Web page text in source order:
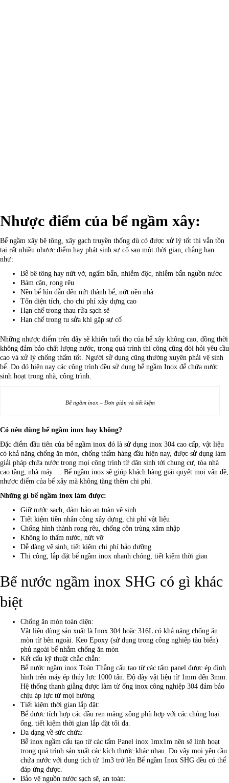
Nhược điểm của bể ngầm xây:
Bể ngầm xây bê tông, xây gạch truyền thống dù có được xử lý tốt thì vẫn tồn
tại rất nhiều nhược điểm hay phát sinh sự cố sau một thời gian, chẳng hạn
như:
Bể bê tông hay nứt vỡ, ngấm bẩn, nhiễm độc, nhiễm bẩn nguồn nước
Bám cặn, rong rêu
Nền bể lún dẫn đến nứt thành bể, nứt nền nhà
Tốn diện tích, cho chi phí xây dựng cao
Hạn chế trong thau rửa sạch sẽ
Hạn chế trong tu sửa khi gặp sự cố
Những nhược điểm trên đây sẽ khiến tuổi thọ của bể xây không cao, đồng thời
không đảm bảo chất lượng nước, trong quá trình thi công cũng đòi hỏi yêu cầu
cao và xử lý chống thấm tốt. Người sử dụng cũng thường xuyên phải vệ sinh
bể. Do đó hiện nay các công trình đều sử dụng bể ngầm Inox để chứa nước
sinh hoạt trong nhà, công trình.
Bể ngầm inox – Đơn giản và tiết kiệm
Có nên dùng bể ngầm inox hay không?
Đặc điểm đầu tiên của bể ngầm inox đó là sử dụng inox 304 cao cấp, vật liệu
có khả năng chống ăn mòn, chống thấm hàng đầu hiện nay, được sử dụng làm
giải pháp chứa nước trong mọi công trình từ dân sinh tới chung cư, tòa nhà
cao tầng, nhà máy … Bể ngầm inox sẽ giúp khách hàng giải quyết mọi vấn đề,
nhược điểm của bể xây mà không tăng thêm chi phí.
Những gì bể ngầm inox làm được:
Giữ nước sạch, đảm bảo an toàn vệ sinh
Tiết kiệm tiền nhân công xây dựng, chi phí vật liệu
Chống hình thành rong rêu, chống côn trùng xâm nhập
Không lo thấm nước, nứt vỡ
Dễ dàng vệ sinh, tiết kiệm chi phí bảo dưỡng
Thi công, lắp đặt bể ngầm inox nhanh chóng, tiết kiệm thời gian
Bể nước ngầm inox SHG có gì khác
biệt
Chống ăn mòn toàn diện:
Vật liệu dùng sản xuất là Inox 304 hoặc 316L có khả năng chống ăn
mòn từ bên ngoài. Keo Epoxy (sử dụng trong công nghiệp tàu biển)
phủ ngoài bể nhằm chống ăn mòn
Kết cấu kỹ thuật chắc chắn:
Bể nước ngầm inox Toàn Thắng cấu tạo từ các tấm panel được ép định
hình trên máy ép thủy lực 1000 tấn. Độ dày vật liệu từ 1mm đến 3mm.
Hệ thống thanh giằng được làm từ ống inox công nghiệp 304 đảm bảo
chịu áp lực từ mọi hướng
Tiết kiệm thời gian lắp đặt:
Bể được tích hợp các đầu ren măng xông phù hợp với các chủng loại
ống, tiết kiệm thời gian lắp đặt tối đa.
Đa dạng về sức chứa:
Bể inox ngầm cấu tạo từ các tấm Panel inox 1mx1m nên sẽ linh hoạt
trong quá trình sản xuất các kích thước khác nhau. Do vậy mọi yêu cầu
chứa nước với dung tích từ 1m3 trở lên Bể ngầm Inox SHG đều có thể
đáp ứng được.
Bảo vệ nguồn nước sạch sẽ, an toàn: